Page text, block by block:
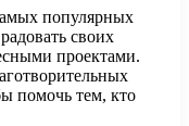
популярных
своих
проектами.
помочь тем, кто